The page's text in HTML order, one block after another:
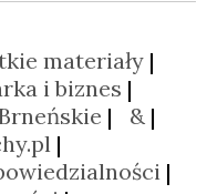
materiały
i biznes
&